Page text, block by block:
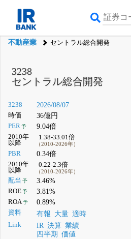
不動産業 セントラル総合開発
3238
セントラル総合開発
3238 2026/08/07
時価 36億円
PER予 9.04倍
2010年
以降
1.38-33.01倍
（2010-2026年）
PBR 0.34倍
2010年
以降
0.22-2.3倍
（2010-2026年）
配当 予 3.46%
ROE予 3.81%
ROA予 0.89%
資料 有報 大量 適時
Link IR 決算 業績
四半期
価値